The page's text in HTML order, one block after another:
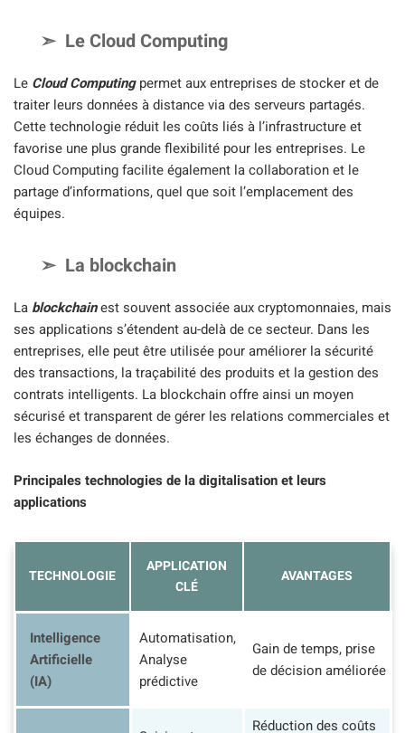
Le Cloud Computing
Le Cloud Computingpermet aux entreprises de stocker et de
traiter leurs données à distance via des serveurs partagés.
Cette technologie réduit les coûts liés à l’infrastructure et
favorise une plus grande flexibilité pour les entreprises. Le
Cloud Computing facilite également la collaboration et le
partage d’informations, quel que soit l’emplacement des
équipes.
La blockchain
La blockchainest souvent associée aux cryptomonnaies, mais
ses applications s’étendent au-delà de ce secteur. Dans les
entreprises, elle peut être utilisée pour améliorer la sécurité
des transactions, la traçabilité des produits et la gestion des
contrats intelligents. La blockchain offre ainsi un moyen
sécurisé et transparent de gérer les relations commerciales et
les échanges de données.
Principales technologies de la digitalisation et leurs
applications
TECHNOLOGIE
APPLICATION
CLÉ
AVANTAGES
Intelligence
Artificielle
(IA)
Automatisation,
Analyse
prédictive
Gain de temps, prise
de décision améliorée
Réduction des coûts